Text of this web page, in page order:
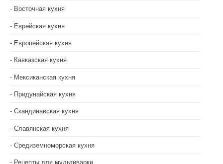
Восточная кухня
Еврейская кухня
Европейская кухня
Кавказская кухня
Мексиканская кухня
Придунайская кухня
Скандинавская кухня
Славянская кухня
Средиземноморская кухня
Рецепты для мультиварки